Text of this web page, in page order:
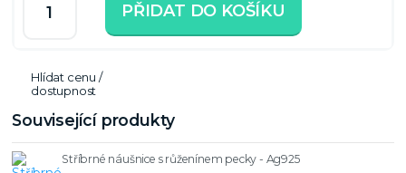
PŘIDAT DO KOŠÍKU
Hlídat cenu /
dostupnost
Související produkty
Stříbrné náušnice s růženínem pecky - Ag925